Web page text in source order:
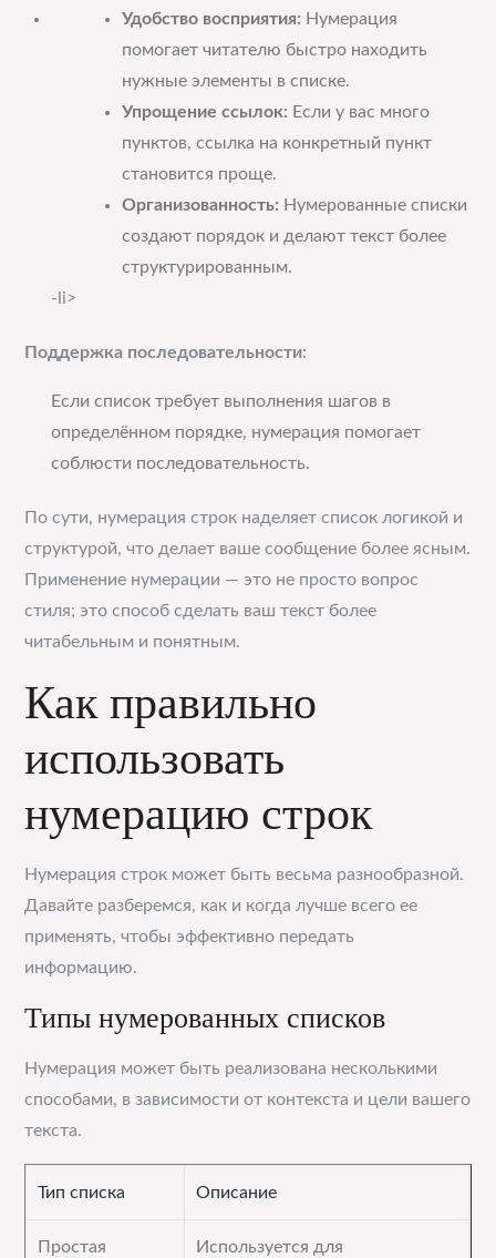
Удобство восприятия: Нумерация
помогает читателю быстро находить
нужные элементы в списке.
Упрощение ссылок: Если у вас много
пунктов, ссылка на конкретный пункт
становится проще.
Организованность: Нумерованные списки
создают порядок и делают текст более
структурированным.
-li>
Поддержка последовательности:
Если список требует выполнения шагов в
определённом порядке, нумерация помогает
соблюсти последовательность.
По сути, нумерация строк наделяет список логикой и
структурой, что делает ваше сообщение более ясным.
Применение нумерации — это не просто вопрос
стиля; это способ сделать ваш текст более
читабельным и понятным.
Как правильно
использовать
нумерацию строк
Нумерация строк может быть весьма разнообразной.
Давайте разберемся, как и когда лучше всего ее
применять, чтобы эффективно передать
информацию.
Типы нумерованных списков
Нумерация может быть реализована несколькими
способами, в зависимости от контекста и цели вашего
текста.
Тип списка Описание
Простая
Используется для